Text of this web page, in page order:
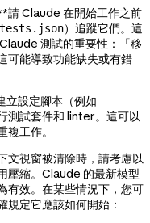
請 Claude 在開始工作之前
tests.json）追蹤它們。這
測試的重要性：「移
可能導致功能缺失或有錯
設定腳本（例如
測試套件和 linter。這可以
工作。
視窗被清除時，請考慮以
壓縮。Claude 的最新模型
有效。在某些情況下，您可
規定它應該如何開始：